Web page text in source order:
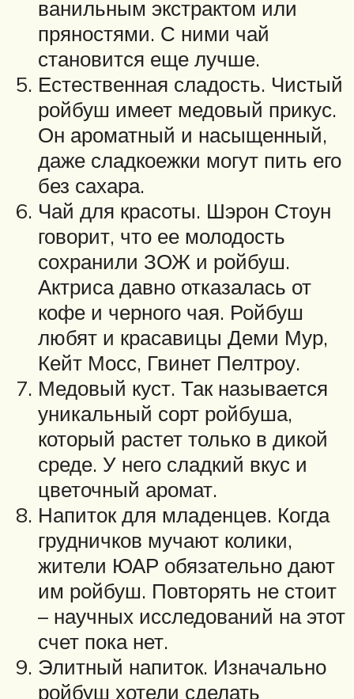
ванильным экстрактом или
пряностями. С ними чай
становится еще лучше.
Естественная сладость. Чистый
ройбуш имеет медовый прикус.
Он ароматный и насыщенный,
даже сладкоежки могут пить его
без сахара.
Чай для красоты. Шэрон Стоун
говорит, что ее молодость
сохранили ЗОЖ и ройбуш.
Актриса давно отказалась от
кофе и черного чая. Ройбуш
любят и красавицы Деми Мур,
Кейт Мосс, Гвинет Пелтроу.
Медовый куст. Так называется
уникальный сорт ройбуша,
который растет только в дикой
среде. У него сладкий вкус и
цветочный аромат.
Напиток для младенцев. Когда
грудничков мучают колики,
жители ЮАР обязательно дают
им ройбуш. Повторять не стоит
– научных исследований на этот
счет пока нет.
Элитный напиток. Изначально
ройбуш хотели сделать